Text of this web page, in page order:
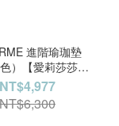
進階瑜珈墊
色）【愛莉莎莎專
屬】
NT$4,977
NT$6,300